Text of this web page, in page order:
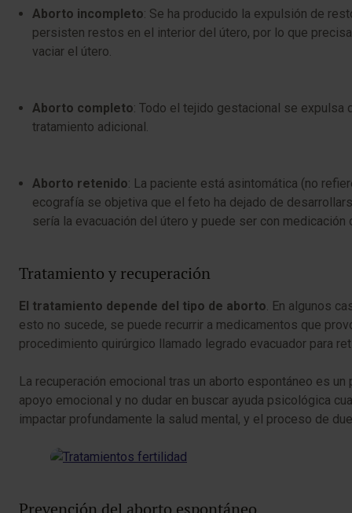
Aborto incompleto: Se ha producido la expulsión de
persisten restos en el interior del útero, por lo que
vaciar el útero.
Aborto completo: Todo el tejido gestacional se expulsa
tratamiento adicional.
Aborto retenido: La paciente está asintomática (no
ecografía se objetiva que el feto ha dejado de
sería la evacuación del útero y puede ser con medicación
Tratamiento y recuperación
El tratamiento depende del tipo de aborto. En algunos
esto no sucede, se puede recurrir a medicamentos que
procedimiento quirúrgico llamado legrado evacuador para
La recuperación emocional tras un aborto espontáneo es
apoyo emocional y no dudar en buscar ayuda psicológica
impactar profundamente la salud mental, y el proceso de